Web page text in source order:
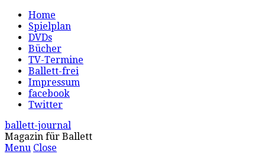
Home
Spielplan
DVDs
Bücher
TV-Termine
Ballett-frei
Impressum
facebook
Twitter
ballett-journal
Magazin für Ballett
Menu Close